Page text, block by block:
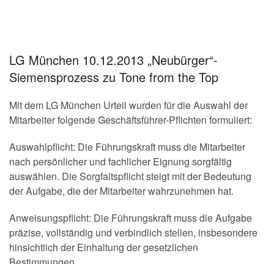
LG München 10.12.2013 „Neubürger“-
Siemensprozess zu Tone from the Top
Mit dem LG München Urteil wurden für die Auswahl der
Mitarbeiter folgende Geschäftsführer-Pflichten formuliert:
Auswahlpflicht: Die Führungskraft muss die Mitarbeiter
nach persönlicher und fachlicher Eignung sorgfältig
auswählen. Die Sorgfaltspflicht steigt mit der Bedeutung
der Aufgabe, die der Mitarbeiter wahrzunehmen hat.
Anweisungspflicht: Die Führungskraft muss die Aufgabe
präzise, vollständig und verbindlich stellen, insbesondere
hinsichtlich der Einhaltung der gesetzlichen